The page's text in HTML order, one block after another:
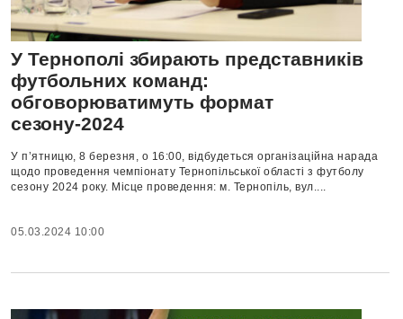
У Тернополі збирають представників
футбольних команд:
обговорюватимуть формат
сезону-2024
У п’ятницю, 8 березня, о 16:00, відбудеться організаційна нарада
щодо проведення чемпіонату Тернопільської області з футболу
сезону 2024 року. Місце проведення: м. Тернопіль, вул....
05.03.2024 10:00